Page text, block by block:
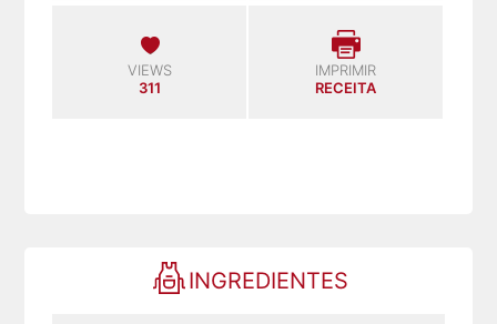
VIEWS
311
IMPRIMIR
RECEITA
INGREDIENTES